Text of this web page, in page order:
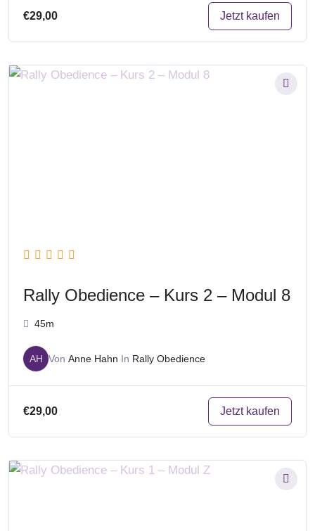
€29,00 Jetzt kaufen
Rally Obedience – Kurs 2 – Modul 8
45m
AH Von Anne Hahn In Rally Obedience
€29,00 Jetzt kaufen